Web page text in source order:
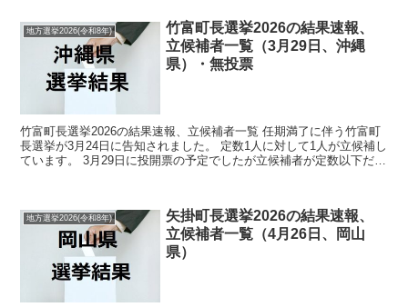
地方選挙2026(令和8年)
竹富町長選挙2026の結果速報、
立候補者一覧（3月29日、沖縄
県）・無投票
竹富町長選挙2026の結果速報、立候補者一覧 任期満了に伴う竹富町
長選挙が3月24日に告知されました。 定数1人に対して1人が立候補し
ています。 3月29日に投開票の予定でしたが立候補者が定数以下だっ
地方選挙2026(令和8年)
矢掛町長選挙2026の結果速報、
立候補者一覧（4月26日、岡山
県）